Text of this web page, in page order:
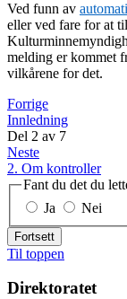
Ved funn av
eller ved fare for at
melding er kommet
vilkårene for det.
Forrige
Innledning
Del 2 av 7
Neste
2. Om kontroller
Fant du det du
Ja
Nei
Fortsett
Til toppen
Direktoratet